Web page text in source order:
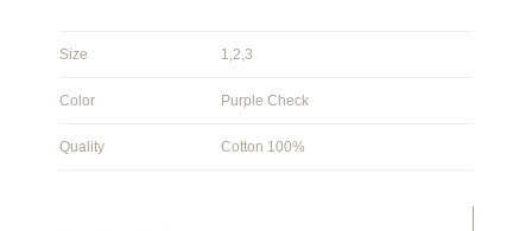
Size 1,2,3
Color Purple Check
Quality Cotton 100%